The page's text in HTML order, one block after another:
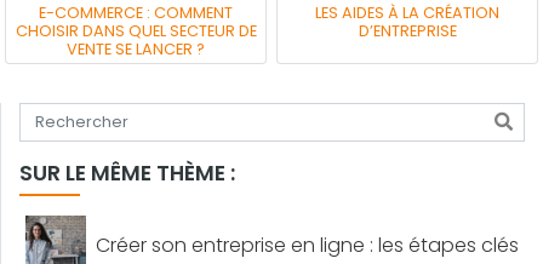
E-COMMERCE : COMMENT
CHOISIR DANS QUEL SECTEUR DE
VENTE SE LANCER ?
LES AIDES À LA CRÉATION
D’ENTREPRISE
Tapez votre recherche
SUR LE MÊME THÈME :
Créer son entreprise en ligne : les étapes clés